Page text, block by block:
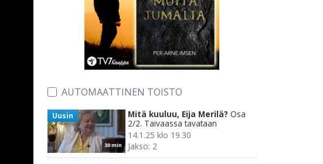
AUTOMAATTINEN TOISTO
30 min
Uusin Mitä kuuluu, Eija Merilä? Osa
2/2. Taivaassa tavataan
14.1.25 klo 19.30
Jakso: 2